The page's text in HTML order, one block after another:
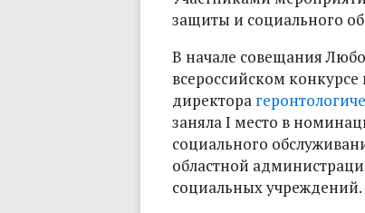
защиты и социального
В начале совещания
всероссийском
директора
заняла I место в
социального
областной
социальных учреждений.